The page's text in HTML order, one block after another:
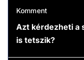
Komment
Azt kérdezheti a
is tetszik?